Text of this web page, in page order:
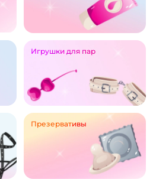
Игрушки для пар
Презервативы